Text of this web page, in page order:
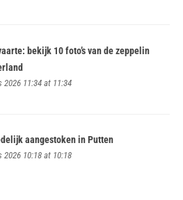
bekijk 10 foto’s van de zeppelin
2026 11:34 at 11:34
aangestoken in Putten
2026 10:18 at 10:18